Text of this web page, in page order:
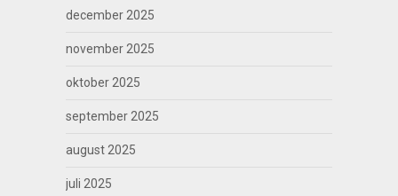
december 2025
november 2025
oktober 2025
september 2025
august 2025
juli 2025